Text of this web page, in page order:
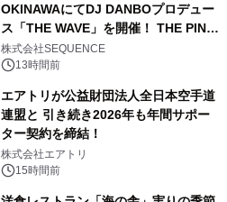
OKINAWAにてDJ DANBOプロデュー
ス「THE WAVE」を開催！ THE PINK
TOKYO所属のPINK DANCERS4名が
出演決定
株式会社SEQUENCE
13時間前
エアトリが公益財団法人全日本空手道
連盟と 引き続き2026年も年間サポー
ター契約を締結！
株式会社エアトリ
15時間前